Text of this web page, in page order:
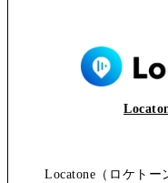
Locatone（ロケトー